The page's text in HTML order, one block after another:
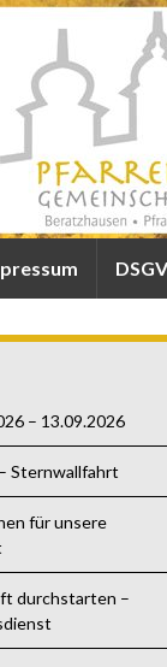
– 13.09.2026
Sternwallfahrt
für unsere
durchstarten –